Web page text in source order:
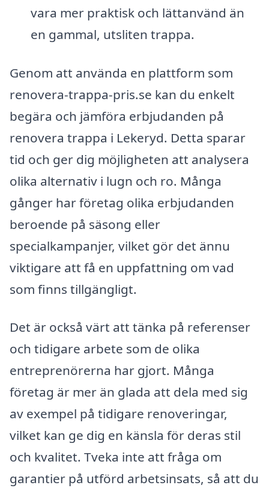
vara mer praktisk och lättanvänd än
en gammal, utsliten trappa.
Genom att använda en plattform som
renovera-trappa-pris.se kan du enkelt
begära och jämföra erbjudanden på
renovera trappa i Lekeryd. Detta sparar
tid och ger dig möjligheten att analysera
olika alternativ i lugn och ro. Många
gånger har företag olika erbjudanden
beroende på säsong eller
specialkampanjer, vilket gör det ännu
viktigare att få en uppfattning om vad
som finns tillgängligt.
Det är också värt att tänka på referenser
och tidigare arbete som de olika
entreprenörerna har gjort. Många
företag är mer än glada att dela med sig
av exempel på tidigare renoveringar,
vilket kan ge dig en känsla för deras stil
och kvalitet. Tveka inte att fråga om
garantier på utförd arbetsinsats, så att du